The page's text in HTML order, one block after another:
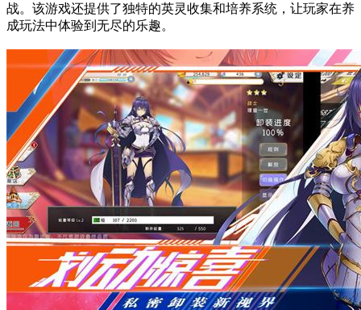
战。该游戏还提供了独特的英灵收集和培养系统，让玩家在养
成玩法中体验到无尽的乐趣。